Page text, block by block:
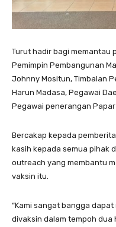
Turut hadir bagi memantau
Pemimpin Pembangunan
Johnny Mositun, Timbalan
Harun Madasa, Pegawai
Pegawai penerangan Papar
Bercakap kepada
kasih kepada semua pihak
outreach yang membantu
vaksin itu.
“Kami sangat bangga
divaksin dalam tempoh dua